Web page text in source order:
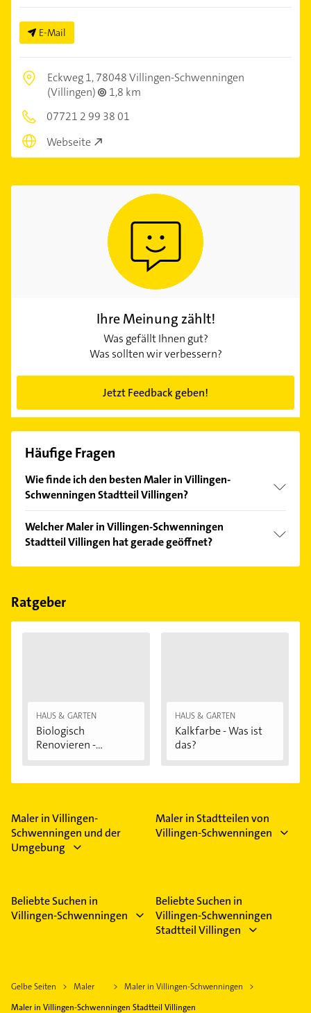
E-Mail
Eckweg 1,78048 Villingen-Schwenningen
(Villingen)
1,8 km
07721 2 99 38 01
Webseite
Ihre Meinung zählt!
Was gefällt Ihnen gut?
Was sollten wir verbessern?
Jetzt Feedback geben!
Häufige Fragen
Wie finde ich den besten Maler in Villingen-
Schwenningen Stadtteil Villingen?
Kundenmeinungen und profitieren Sie von den
Empfehlungen. Die Suchergebnisse können Sie sich
einfach nachBewertungensortiert anzeigen lassen.
Welcher Maler in Villingen-Schwenningen
Stadtteil Villingen hat gerade geöffnet?
Im Anbieter-Bereich finden Sie alleÖffnungszeiten.
Feiertagen abweichen können.
Ratgeber
HAUS & GARTEN
Biologisch
Renovieren -
HAUS & GARTEN
Kalkfarbe - Was ist
das?
Maler in Villingen-
Schwenningen und der
Umgebung
Maler in Stadtteilen von
Villingen-Schwenningen
Beliebte Suchen in
Villingen-Schwenningen
Beliebte Suchen in
Villingen-Schwenningen
Stadtteil Villingen
Gelbe Seiten Maler
Maler in Villingen-Schwenningen
Maler in Villingen-Schwenningen Stadtteil Villingen